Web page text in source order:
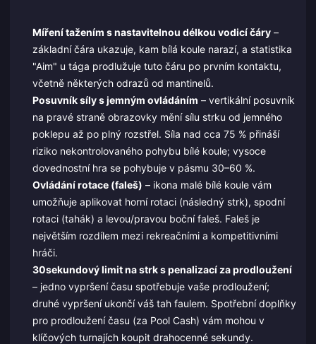
Míření tažením s nastavitelnou délkou vodicí čáry–
základní čára ukazuje, kam bílá koule narazí, a statistika
"Aim" u tága prodlužuje tuto čáru po prvním kontaktu,
včetně některých odrazů od mantinelů.
Posuvník síly s jemným ovládáním – vertikální posuvník
na pravé straně obrazovky mění sílu strku od jemného
poklepu až po plný rozstřel. Síla nad cca 75 % přináší
riziko nekontrolovaného pohybu bílé koule; vysoce
dovednostní hra se pohybuje v pásmu 30–60 %.
Ovládání rotace (faleš) – ikona malé bílé koule vám
umožňuje aplikovat horní rotaci (následný strk), spodní
rotaci (tahák) a levou/pravou boční faleš. Faleš je
největším rozdílem mezi rekreačními a kompetitivními
hráči.
30sekundový limit na strk s penalizací za prodloužení
– jedno vypršení času spotřebuje vaše prodloužení;
druhé vypršení ukončí váš tah faulem. Spotřební doplňky
pro prodloužení času (za Pool Cash) vám mohou v
klíčových turnajích koupit drahocenné sekundy.